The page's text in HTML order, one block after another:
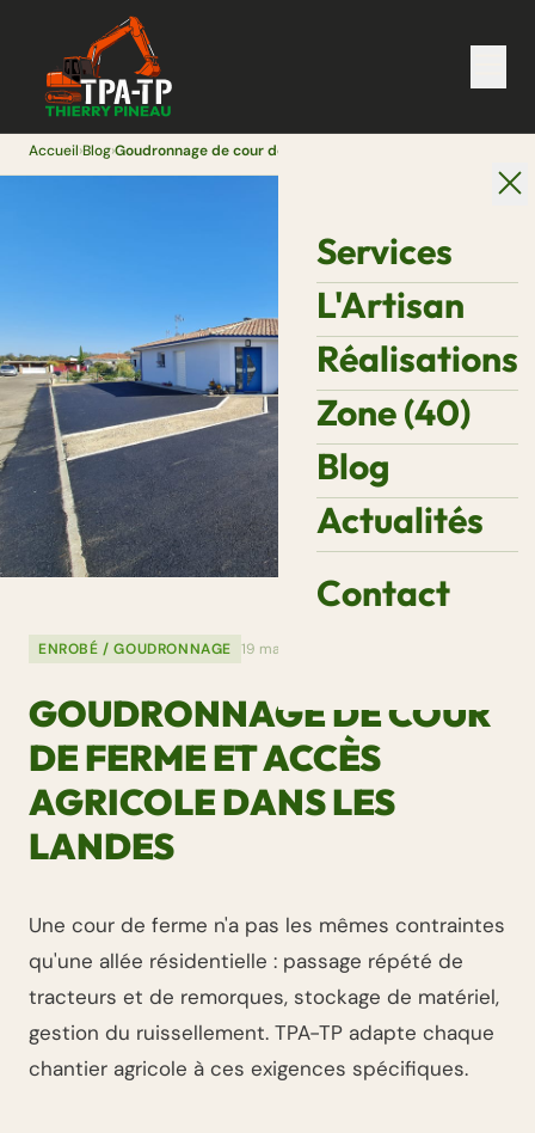
Services
L'Artisan
Réalisations
Zone (40)
Blog
Actualités
Contact
Accueil›Blog›
ENROBÉ / GOUDRONNAGE 19 mars 2026
GOUDRONNAGE DE COUR
DE FERME ET ACCÈS
AGRICOLE DANS LES
LANDES
Une cour de ferme n'a pas les mêmes contraintes
qu'une allée résidentielle : passage répété de
tracteurs et de remorques, stockage de matériel,
gestion du ruissellement. TPA-TP adapte chaque
chantier agricole à ces exigences spécifiques.